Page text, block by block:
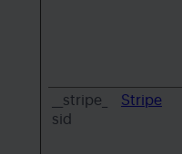
__stripe_
sid
Stripe